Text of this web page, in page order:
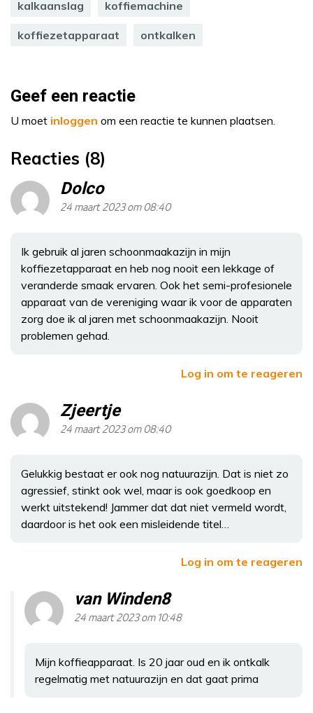
kalkaanslag koffiemachine
koffiezetapparaat ontkalken
Geef een reactie
U moet inloggen om een reactie te kunnen plaatsen.
Reacties (8)
Dolco
24 maart 2023 om 08:40
Ik gebruik al jaren schoonmaakazijn in mijn
koffiezetapparaat en heb nog nooit een lekkage of
veranderde smaak ervaren. Ook het semi-profesionele
apparaat van de vereniging waar ik voor de apparaten
zorg doe ik al jaren met schoonmaakazijn. Nooit
problemen gehad.
Log in om te reageren
Zjeertje
24 maart 2023 om 08:40
Gelukkig bestaat er ook nog natuurazijn. Dat is niet zo
agressief, stinkt ook wel, maar is ook goedkoop en
werkt uitstekend! Jammer dat dat niet vermeld wordt,
daardoor is het ook een misleidende titel…
Log in om te reageren
van Winden8
24 maart 2023 om 10:48
Mijn koffieapparaat. Is 20 jaar oud en ik ontkalk
regelmatig met natuurazijn en dat gaat prima